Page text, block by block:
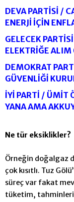
DEVA PARTİSİ /
ENERJİ İÇİN
GELECEK
ELEKTRİĞE ALIM
DEMOKRAT
GÜVENLİĞİ
İYİ PARTİ / ÜMİT
YANA AMA
Ne tür eksiklikler?
Örneğin doğalgaz
çok kısıtlı. Tuz
süreç var fakat
tüketim, tahminleri